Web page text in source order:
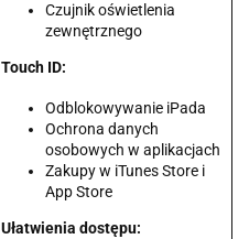
Czujnik oświetlenia
zewnętrznego
Touch ID:
Odblokowywanie iPada
Ochrona danych
osobowych w aplikacjach
Zakupy w iTunes Store i
App Store
Ułatwienia dostępu: